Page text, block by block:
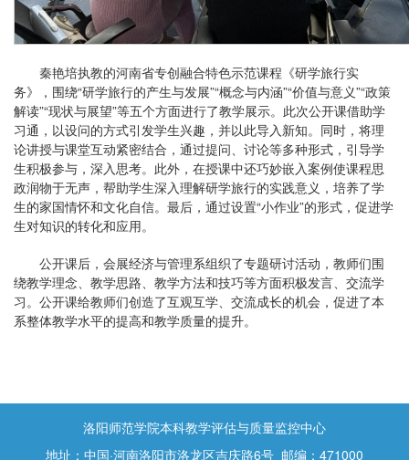
秦艳培执教的河南省专创融合特色示范课程《研学旅行实
务》，围绕“研学旅行的产生与发展”“概念与内涵”“价值与意义”“政策
解读”“现状与展望”等五个方面进行了教学展示。此次公开课借助学
习通，以设问的方式引发学生兴趣，并以此导入新知。同时，将理
论讲授与课堂互动紧密结合，通过提问、讨论等多种形式，引导学
生积极参与，深入思考。此外，在授课中还巧妙嵌入案例使课程思
政润物于无声，帮助学生深入理解研学旅行的实践意义，培养了学
生的家国情怀和文化自信。最后，通过设置“小作业”的形式，促进学
生对知识的转化和应用。
公开课后，会展经济与管理系组织了专题研讨活动，教师们围
绕教学理念、教学思路、教学方法和技巧等方面积极发言、交流学
习。公开课给教师们创造了互观互学、交流成长的机会，促进了本
系整体教学水平的提高和教学质量的提升。
洛阳师范学院本科教学评估与质量监控中心
地址：中国·河南洛阳市洛龙区吉庆路6号 邮编：471000